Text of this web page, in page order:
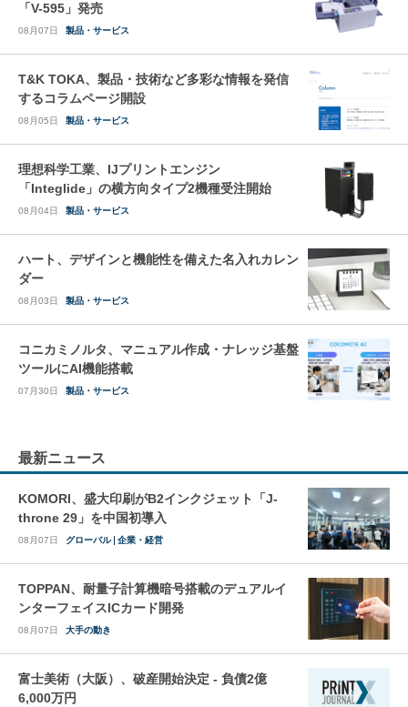
「V-595」発売
08月07日 製品・サービス
T&K TOKA、製品・技術など多彩な情報を発信
するコラムページ開設
08月05日 製品・サービス
理想科学工業、IJプリントエンジン
「Integlide」の横方向タイプ2機種受注開始
08月04日 製品・サービス
ハート、デザインと機能性を備えた名入れカレン
ダー
08月03日 製品・サービス
コニカミノルタ、マニュアル作成・ナレッジ基盤
ツールにAI機能搭載
07月30日 製品・サービス
最新ニュース
KOMORI、盛大印刷がB2インクジェット「J-
throne 29」を中国初導入
08月07日 グローバル 企業・経営
TOPPAN、耐量子計算機暗号搭載のデュアルイ
ンターフェイスICカード開発
08月07日 大手の動き
富士美術（大阪）、破産開始決定 - 負債2億
6,000万円